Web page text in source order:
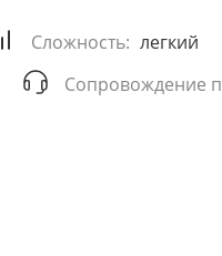
Сложность: легкий
Сопровождение